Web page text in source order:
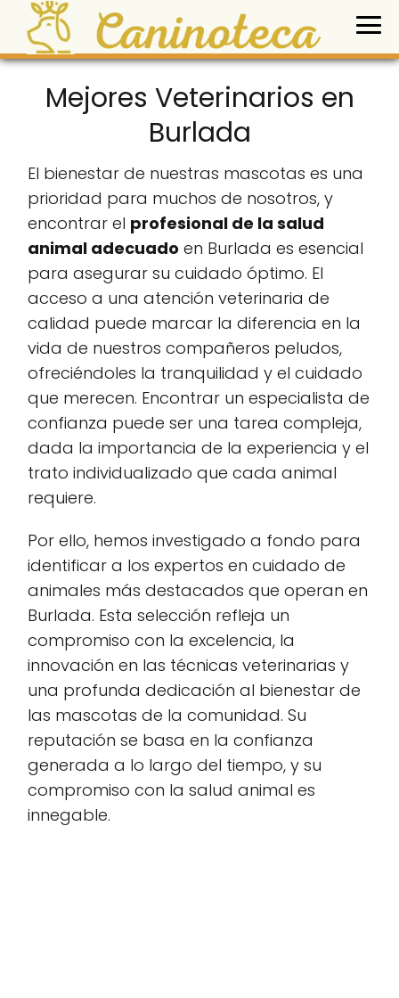
Mejores Veterinarios en
Burlada
El bienestar de nuestras mascotas es una
prioridad para muchos de nosotros, y
encontrar el profesional de la salud
animal adecuado en Burlada es esencial
para asegurar su cuidado óptimo. El
acceso a una atención veterinaria de
calidad puede marcar la diferencia en la
vida de nuestros compañeros peludos,
ofreciéndoles la tranquilidad y el cuidado
que merecen. Encontrar un especialista de
confianza puede ser una tarea compleja,
dada la importancia de la experiencia y el
trato individualizado que cada animal
requiere.
Por ello, hemos investigado a fondo para
identificar a los expertos en cuidado de
animales más destacados que operan en
Burlada. Esta selección refleja un
compromiso con la excelencia, la
innovación en las técnicas veterinarias y
una profunda dedicación al bienestar de
las mascotas de la comunidad. Su
reputación se basa en la confianza
generada a lo largo del tiempo, y su
compromiso con la salud animal es
innegable.